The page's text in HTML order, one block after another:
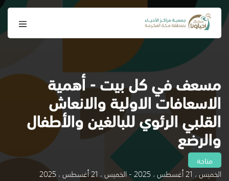
مسعف في كل بيت - أهمية
الاسعافات الاولية والانعاش
القلبي الرئوي للبالغين والأطفال
والرضع
متاحة
الخميس ، 21 أغسطس ، 2025 - الخميس ، 21 أغسطس ، 2025